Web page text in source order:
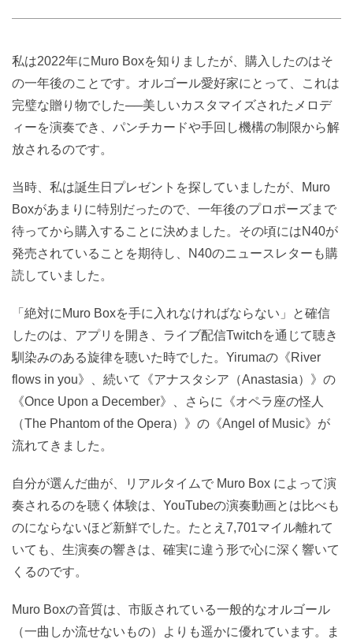
私は2022年にMuro Boxを知りましたが、購入したのはそ
の一年後のことです。オルゴール愛好家にとって、これは
完璧な贈り物でした──美しいカスタマイズされたメロデ
ィーを演奏でき、パンチカードや手回し機構の制限から解
放されるのです。
当時、私は誕生日プレゼントを探していましたが、Muro
Boxがあまりに特別だったので、一年後のプロポーズまで
待ってから購入することに決めました。その頃にはN40が
発売されていることを期待し、N40のニュースレターも購
読していました。
「絶対にMuro Boxを手に入れなければならない」と確信
したのは、アプリを開き、ライブ配信Twitchを通じて聴き
馴染みのある旋律を聴いた時でした。Yirumaの《River
flows in you》、続いて《アナスタシア（Anastasia）》の
《Once Upon a December》、さらに《オペラ座の怪人
（The Phantom of the Opera）》の《Angel of Music》が
流れてきました。
自分が選んだ曲が、リアルタイムで Muro Box によって演
奏されるのを聴く体験は、YouTubeの演奏動画とは比べも
のにならないほど新鮮でした。たとえ7,701マイル離れて
いても、生演奏の響きは、確実に違う形で心に深く響いて
くるのです。
Muro Boxの音質は、市販されている一般的なオルゴール
（一曲しか流せないもの）よりも遥かに優れています。ま